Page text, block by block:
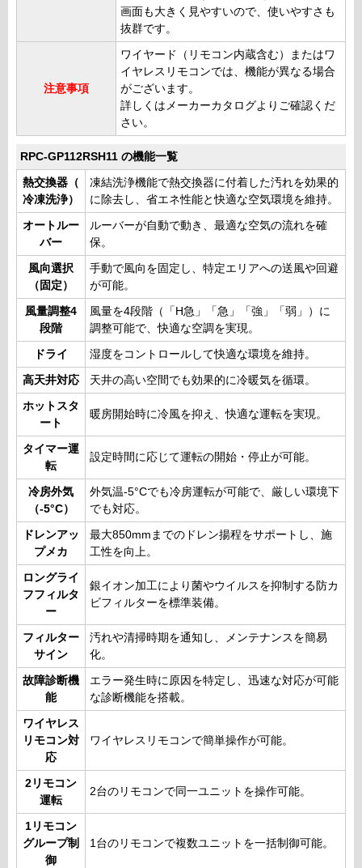
画面も大きく見やすいので、使いやすさも
抜群です。
注意事項
ワイヤード（リモコン内蔵含む）またはワ
イヤレスリモコンでは、機能が異なる場合
がございます。
詳しくはメーカーカタログよりご確認くだ
さい。
RPC-GP112RSH11 の機能一覧
熱交換器（
冷凍洗浄）
凍結洗浄機能で熱交換器に付着した汚れを効果的
に除去し、省エネ性能と快適な空気環境を維持。
オートルー
バー
ルーバーが自動で動き、最適な空気の流れを確
保。
風向選択
（固定）
手動で風向を固定し、特定エリアへの送風や回避
が可能。
風量調整4
段階
風量を4段階（「H急」「急」「強」「弱」）に
調整可能で、快適な空調を実現。
ドライ 湿度をコントロールして快適な環境を維持。
高天井対応 天井の高い空間でも効果的に冷暖気を循環。
ホットスタ
ート
暖房開始時に冷風を抑え、快適な運転を実現。
タイマー運
転
設定時間に応じて運転の開始・停止が可能。
冷房外気
（-5°C）
外気温-5°Cでも冷房運転が可能で、厳しい環境下
でも対応。
ドレンアッ
プメカ
最大850mmまでのドレン揚程をサポートし、施
工性を向上。
ロングライ
フフィルタ
ー
銀イオン加工により菌やウイルスを抑制する防カ
ビフィルターを標準装備。
フィルター
サイン
汚れや清掃時期を通知し、メンテナンスを簡易
化。
故障診断機
能
エラー発生時に原因を特定し、迅速な対応が可能
な診断機能を搭載。
ワイヤレス
リモコン対
応
ワイヤレスリモコンで簡単操作が可能。
2リモコン
運転
2台のリモコンで同一ユニットを操作可能。
1リモコン
グループ制
御
1台のリモコンで複数ユニットを一括制御可能。